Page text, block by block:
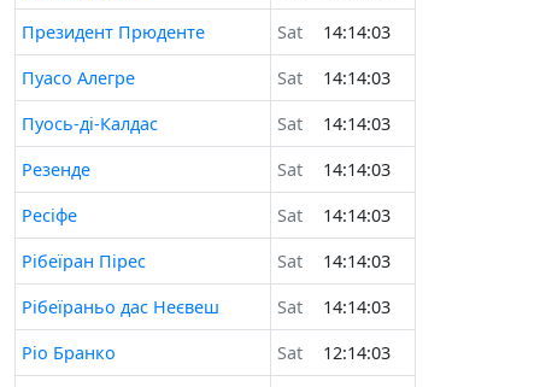
Президент Прюденте
Sat
14:14:03
Пуасо Алегре
Sat
14:14:03
Пуось-ді-Калдас
Sat
14:14:03
Резенде
Sat
14:14:03
Ресіфе
Sat
14:14:03
Рібеїран Пірес
Sat
14:14:03
Рібеїраньо дас Неєвеш
Sat
14:14:03
Ріо Бранко
Sat 12:14:03